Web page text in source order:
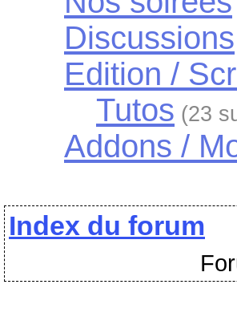
Discussions
Edition /
Tutos (23
Addons /
Index du forum